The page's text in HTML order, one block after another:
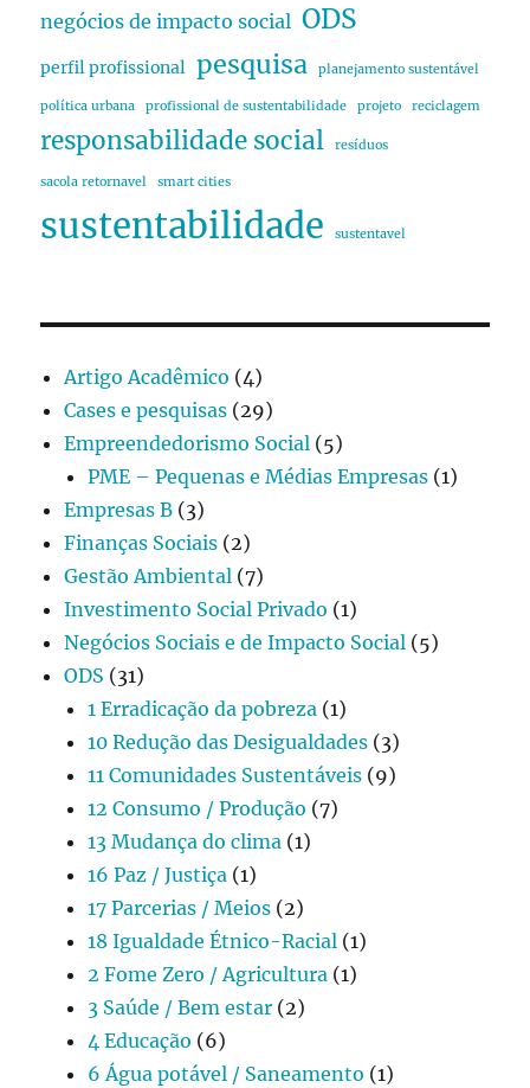
negócios de impacto social ODS
perfil profissional pesquisa planejamento sustentável
política urbana profissional de sustentabilidade projeto reciclagem
responsabilidade social resíduos
sacola retornavel smart cities
sustentabilidade sustentavel
Artigo Acadêmico (4)
Cases e pesquisas (29)
Empreendedorismo Social (5)
PME – Pequenas e Médias Empresas (1)
Empresas B (3)
Finanças Sociais (2)
Gestão Ambiental (7)
Investimento Social Privado (1)
Negócios Sociais e de Impacto Social (5)
ODS (31)
1 Erradicação da pobreza (1)
10 Redução das Desigualdades (3)
11 Comunidades Sustentáveis (9)
12 Consumo / Produção (7)
13 Mudança do clima (1)
16 Paz / Justiça (1)
17 Parcerias / Meios (2)
18 Igualdade Étnico-Racial (1)
2 Fome Zero / Agricultura (1)
3 Saúde / Bem estar (2)
4 Educação (6)
6 Água potável / Saneamento (1)